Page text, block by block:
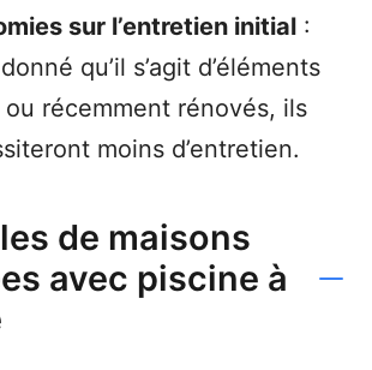
sur l’entretien initial :
qu’il s’agit d’éléments
récemment rénovés, ils
moins d’entretien.
de maisons
avec piscine à